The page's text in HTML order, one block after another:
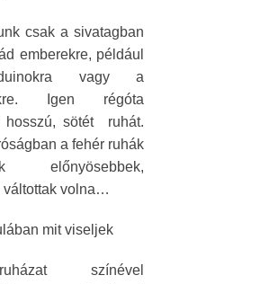
csak a sivatagban
emberekre, például
vagy a
Igen régóta
hosszú, sötét ruhát.
a fehér ruhák
előnyösebbek,
váltottak volna…
színével